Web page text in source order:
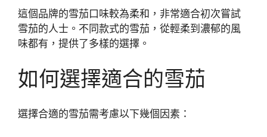
這個品牌的雪茄口味較為柔和，非常適合初次嘗試
雪茄的人士。不同款式的雪茄，從輕柔到濃郁的風
味都有，提供了多樣的選擇。
如何選擇適合的雪茄
選擇合適的雪茄需考慮以下幾個因素：